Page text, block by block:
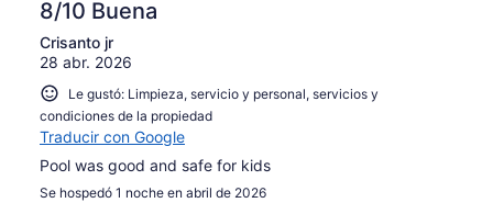
43
opiniones
de
43
opiniones
8/10 Buena
Crisanto jr
28 abr. 2026
Le gustó: Limpieza, servicio y personal, servicios y
condiciones de la propiedad
Traducir con Google
Pool was good and safe for kids
Se hospedó 1 noche en abril de 2026